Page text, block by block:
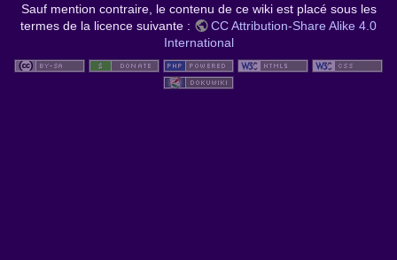
Sauf mention contraire, le contenu de ce wiki est placé sous les
termes de la licence suivante :
CC Attribution-Share Alike 4.0
International